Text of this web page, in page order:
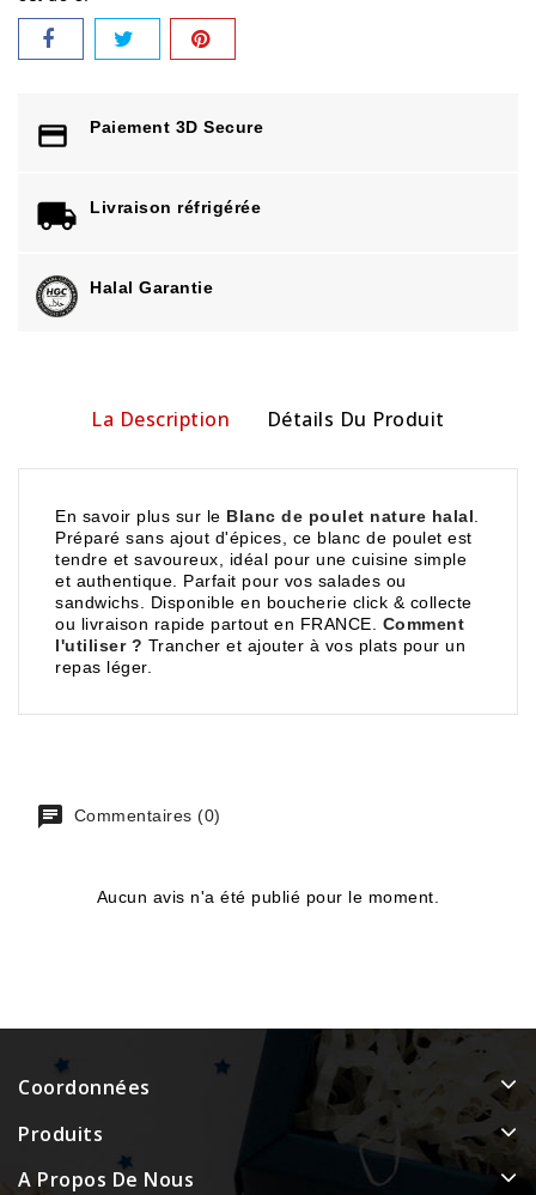
Paiement 3D Secure
Livraison réfrigérée
Halal Garantie
La Description Détails Du Produit
En savoir plus sur le Blanc de poulet nature halal
Préparé sans ajout d'épices, ce blanc de poulet est
tendre et savoureux, idéal pour une cuisine simple
et authentique. Parfait pour vos salades ou
sandwichs. Disponible en boucherie click & collecte
ou livraison rapide partout en FRANCE. Comment
l'utiliser ? Trancher et ajouter à vos plats pour un
repas léger.
Commentaires (0)
Aucun avis n'a été publié pour le moment.
Coordonnées
Produits
A Propos De Nous